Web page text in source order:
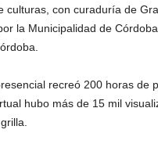
culturas, con curaduría de
la Municipalidad de
recreó 200 horas de
hubo más de 15 mil